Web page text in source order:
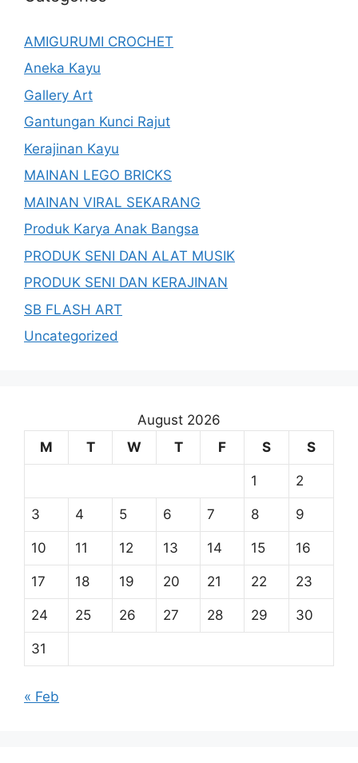
AMIGURUMI CROCHET
Aneka Kayu
Gallery Art
Gantungan Kunci Rajut
Kerajinan Kayu
MAINAN LEGO BRICKS
MAINAN VIRAL SEKARANG
Produk Karya Anak Bangsa
PRODUK SENI DAN ALAT MUSIK
PRODUK SENI DAN KERAJINAN
SB FLASH ART
Uncategorized
August 2026
M
T W T F S S
1 2
3 4 5 6 7 8 9
10 11 12 13 14 15 16
17 18 19 20 21 22 23
24 25 26 27 28 29 30
31
« Feb